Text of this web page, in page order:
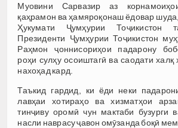
Муовини Сарвазир аз
қаҳрамон ва ҳамяроқонаш ёдовар
Ҳукумати Ҷумҳурии Тоҷикистон
Президенти Ҷумҳурии Тоҷикистон
Раҳмон ҷоннисориҳои падарону
роҳи сулҳу осоиштагӣ ва саодати
нахоҳад кард.
Таъкид гардид, ки ёди неки
лавҳаи хотираҳо ва хизматҳои
тинҷиву оромӣ чун мактаби бузурги
насли наврасу ҷавон омӯзанда боқӣ